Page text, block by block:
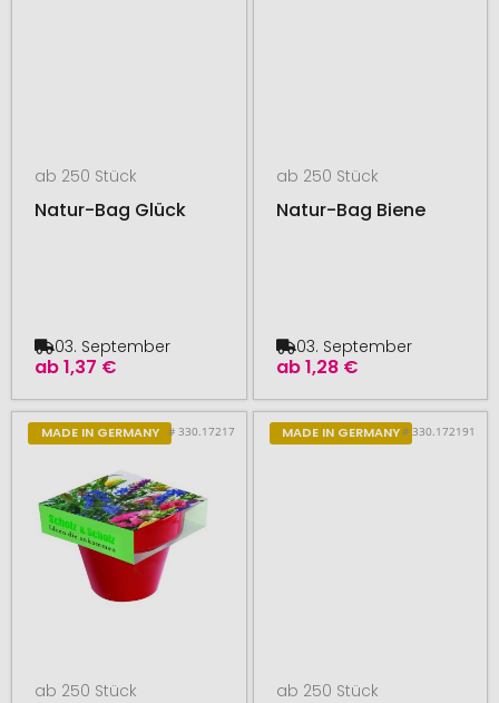
ab 250 Stück
Natur-Bag Glück
ab1,37 €
03. September
ab 250 Stück
Natur-Bag Biene
ab1,28 €
03. September
MADE IN GERMANY # 330.17217
ab 250 Stück
MADE IN GERMANY# 330.172191
ab 250 Stück